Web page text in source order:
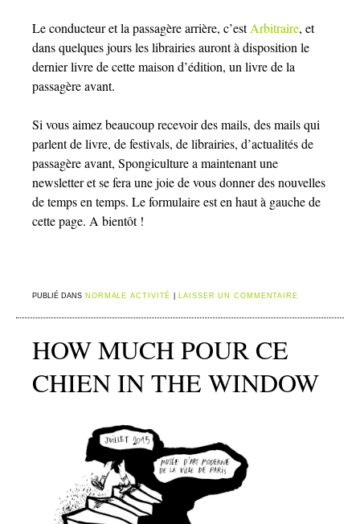
Le conducteur et la passagère arrière, c’estArbitraire, et
dans quelques jours les librairies auront à disposition le
dernier livre de cette maison d’édition, un livre de la
passagère avant.
Si vous aimez beaucoup recevoir des mails, des mails qui
parlent de livre, de festivals, de librairies, d’actualités de
passagère avant, Spongiculture a maintenant une
newsletter et se fera une joie de vous donner des nouvelles
de temps en temps. Le formulaire est en haut à gauche de
cette page. A bientôt !
PUBLIÉ DANS NORMALE ACTIVITÉ LAISSER UN COMMENTAIRE
HOW MUCH POUR CE
CHIEN IN THE WINDOW